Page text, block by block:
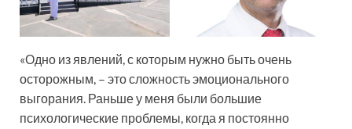
«Одно из явлений, с которым нужно быть очень
осторожным, – это сложность эмоционального
выгорания. Раньше у меня были большие
психологические проблемы, когда я постоянно